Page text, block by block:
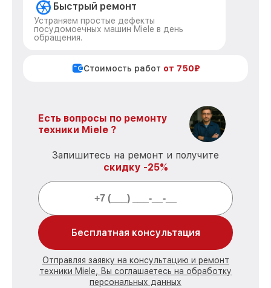
Быстрый ремонт
Устраняем простые дефекты
посудомоечных машин Miele в день
обращения.
Стоимость работ от 750₽
Есть вопросы по ремонту
техники Miele ?
Запишитесь на ремонт и получите
скидку -25%
Бесплатная консультация
Отправляя заявку на консультацию и ремонт
техники Miele, Вы соглашаетесь на обработку
персональных данных